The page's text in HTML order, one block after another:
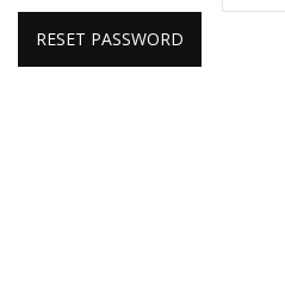
RESET PASSWORD